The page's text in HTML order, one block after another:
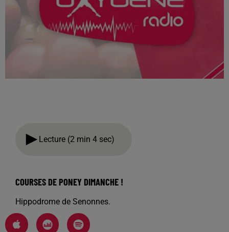
Lecture (2 min 4 sec)
COURSES DE PONEY DIMANCHE !
Hippodrome de Senonnes.